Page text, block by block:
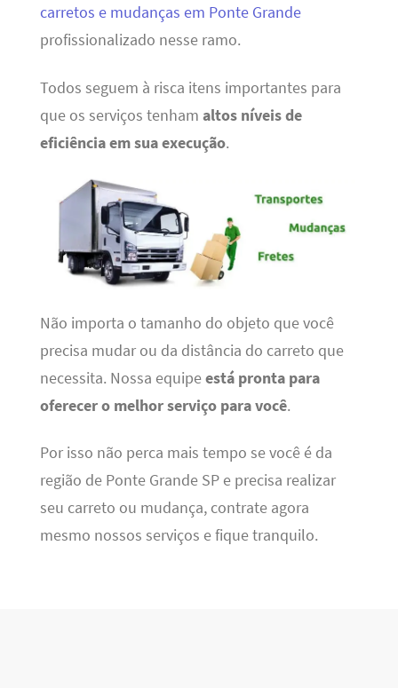
carretos e mudanças em Ponte Grande
profissionalizado nesse ramo.
Todos seguem à risca itens importantes para
que os serviços tenham altos níveis de
eficiência em sua execução.
Não importa o tamanho do objeto que você
precisa mudar ou da distância do carreto que
necessita. Nossa equipeestá pronta para
oferecer o melhor serviço para você.
Por isso não perca mais tempo se você é da
região de Ponte Grande SP e precisa realizar
seu carreto ou mudança, contrate agora
mesmo nossos serviços e fique tranquilo.